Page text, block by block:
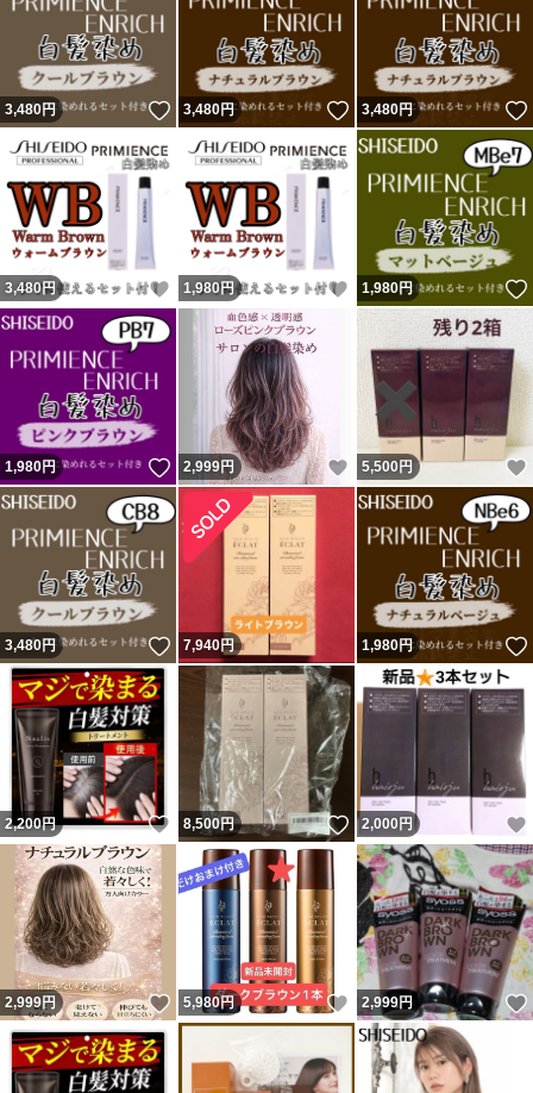
＊最安値のためリピート割はできません。こちら購入後、
他商品購入時リピート割できます。
他にも 美容室専売品 透明感 ダメージレス ケアブリーチ
ブリーチ無し オイル ミルク シアバター ヘアケア ヘアエ
ステ セルフカラー 宅内カラー がお好きな方にもしっかり
調べてから理解のある方のみご購入お願い致します。
3,480円 いいね！
3,480円 いいね！
3,480円
3,480円 いいね！
1,980円 いいね！
1,980円
1,980円 いいね！
2,999円 いいね！
5,500円
3,480円 いいね！
7,940円 1,980円
2,200円 いいね！
8,500円 いいね！
2,000 円
2,999円 いいね！
5,980円 いいね！
2,999円